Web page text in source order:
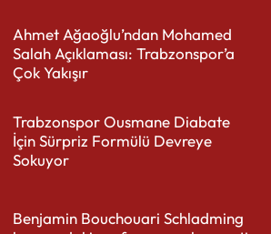
Ahmet Ağaoğlu’ndan Mohamed
Salah Açıklaması: Trabzonspor’a
Çok Yakışır
Trabzonspor Ousmane Diabate
İçin Sürpriz Formülü Devreye
Sokuyor
Benjamin Bouchouari Schladming